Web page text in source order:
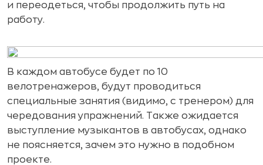
и переодеться, чтобы продолжить путь на
работу.
В каждом автобусе будет по 10
велотренажеров, будут проводиться
специальные занятия (видимо, с тренером) для
чередования упражнений. Также ожидается
выступление музыкантов в автобусах, однако
не поясняется, зачем это нужно в подобном
проекте.